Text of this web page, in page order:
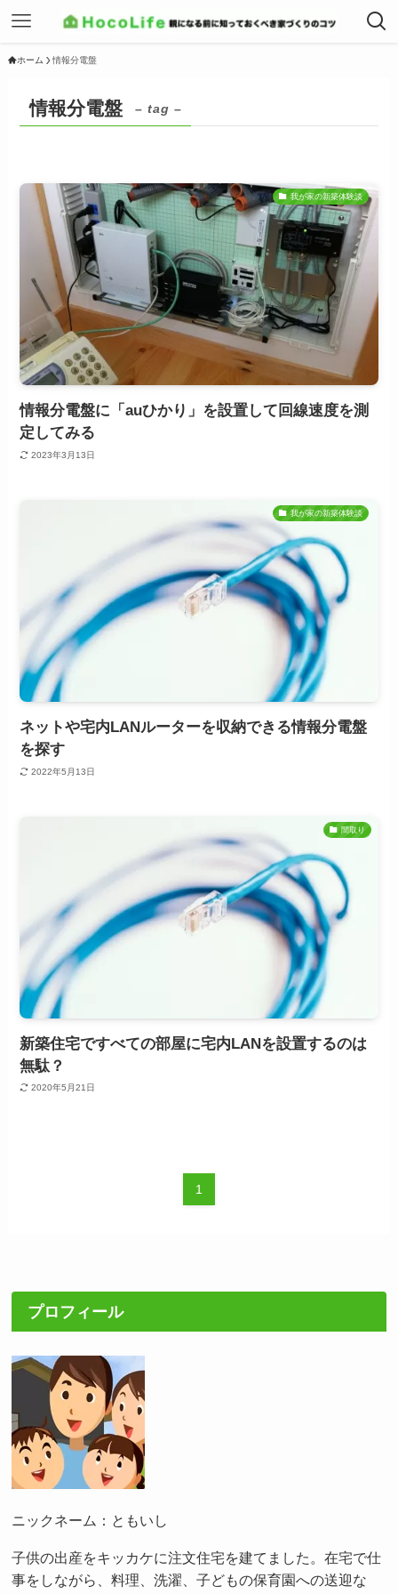
ホーム 情報分電盤
情報分電盤 – tag –
我が家の新築体験談
情報分電盤に「auひかり」を設置して回線速度を測
定してみる
2023年3月13日
我が家の新築体験談
ネットや宅内LANルーターを収納できる情報分電盤
を探す
2022年5月13日
間取り
新築住宅ですべての部屋に宅内LANを設置するのは
無駄？
2020年5月21日
1
プロフィール
ニックネーム：ともいし
子供の出産をキッカケに注文住宅を建てました。在宅で仕
事をしながら、料理、洗濯、子どもの保育園への送迎な